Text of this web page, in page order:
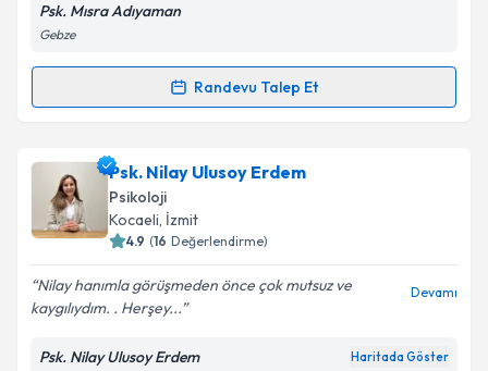
Kişisel verilerimin işlenmesine ilişkin
kapsamda işlenmesini kabul ediyorum.
Psk. Mısra Adıyaman
Gebze
Randevu Talep Et
Randevu Takvimi Talebi
Klinik Psikolog Mısra Adıyaman
takvimi talebi oluşturun. Size bu uzmandan randevu
almanız için bir takvim hazırlandığında e-posta ile
bilgilendireceğiz.
E-posta Adresiniz
Psk. Nilay Ulusoy Erdem
Psikoloji
Kocaeli, İzmit
4.9 (16 Değerlendirme)
Nilay hanımla görüşmeden önce çok mutsuz ve
kaygılıydım. . Herşey...
Devamı
Psk. Nilay Ulusoy Erdem Haritada Göster